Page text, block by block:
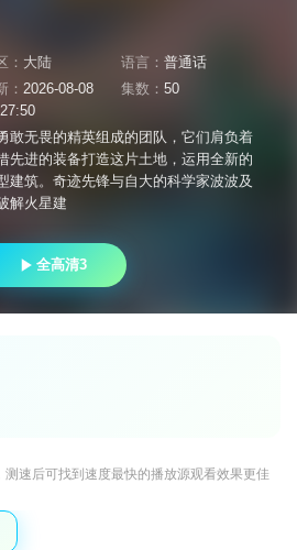
： 大陆 语言：普通话
： 2026-08-08
集数：50
敢无畏的精英组成的团队，它们肩负着
先进的装备打造这片土地，运用全新的
建筑。奇迹先锋与自大的科学家波波及
解火星建
全高清3
测速后可找到速度最快的播放源观看效果更佳